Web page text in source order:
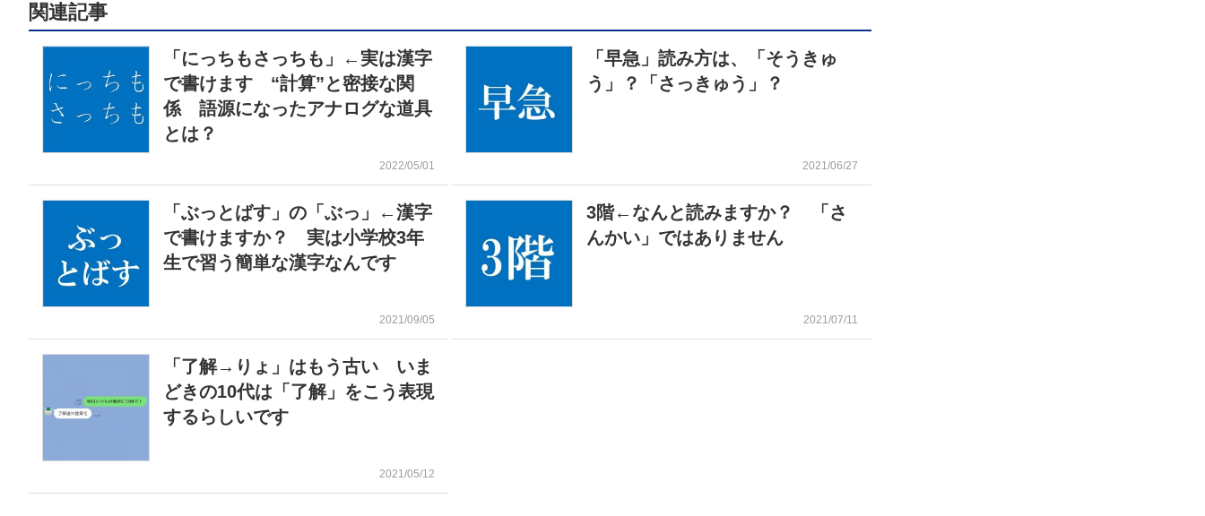
関連記事
「にっちもさっちも」←実は漢字
で書けます “計算”と密接な関
係 語源になったアナログな道具
とは？
2022/05/01
「早急」読み方は、「そうきゅ
う」？「さっきゅう」？
2021/06/27
「ぶっとばす」の「ぶっ」←漢字
で書けますか？ 実は小学校3年
生で習う簡単な漢字なんです
2021/09/05
3階←なんと読みますか？ 「さ
んかい」ではありません
2021/07/11
「了解→りょ」はもう古い いま
どきの10代は「了解」をこう表現
するらしいです
2021/05/12